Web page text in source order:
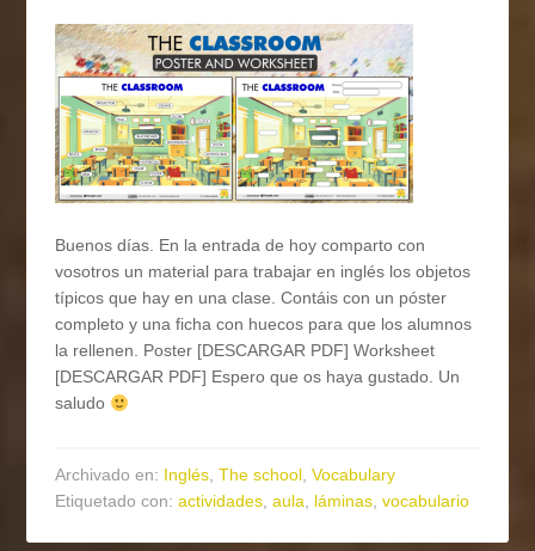
Buenos días. En la entrada de hoy comparto con
vosotros un material para trabajar en inglés los objetos
típicos que hay en una clase. Contáis con un póster
completo y una ficha con huecos para que los alumnos
la rellenen. Poster [DESCARGAR PDF] Worksheet
[DESCARGAR PDF] Espero que os haya gustado. Un
saludo
Archivado en: Inglés,The school,Vocabulary
Etiquetado con:actividades,aula, láminas,vocabulario